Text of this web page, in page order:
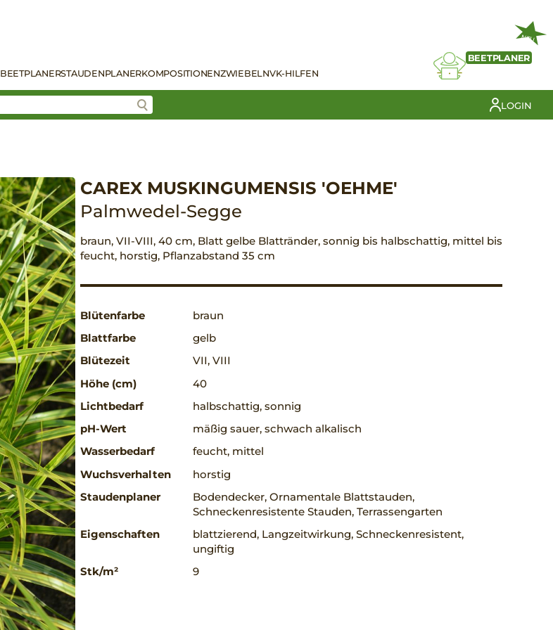
BEETPLANERSTAUDENPLANERKOMPOSITIONENZWIEBELNVK-HILFEN
NEU
BEETPLANER
LOGIN
CAREX MUSKINGUMENSIS 'OEHME'
Palmwedel-Segge
braun, VII-VIII, 40 cm, Blatt gelbe Blattränder, sonnig bis halbschattig, mittel bis
feucht, horstig, Pflanzabstand 35 cm
Blütenfarbe
braun
Blattfarbe
gelb
Blütezeit
VII, VIII
Höhe (cm)
40
Lichtbedarf
halbschattig, sonnig
pH-Wert
mäßig sauer, schwach alkalisch
Wasserbedarf
feucht, mittel
Wuchsverhalten
horstig
Staudenplaner
Bodendecker, Ornamentale Blattstauden,
Schneckenresistente Stauden, Terrassengarten
Eigenschaften
blattzierend, Langzeitwirkung, Schneckenresistent,
ungiftig
Stk/m²
9